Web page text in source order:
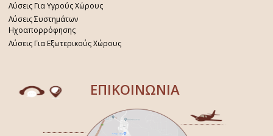
Λύσεις Για Υγρούς Χώρους
Λύσεις Συστημάτων
Ηχοαπορρόφησης
Λύσεις Για Εξωτερικούς Χώρους
ΕΠΙΚΟΙΝΩΝΙΑ